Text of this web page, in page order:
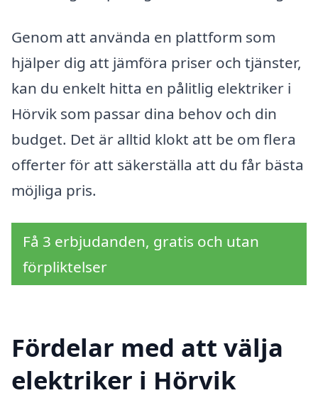
Genom att använda en plattform som
hjälper dig att jämföra priser och tjänster,
kan du enkelt hitta en pålitlig elektriker i
Hörvik som passar dina behov och din
budget. Det är alltid klokt att be om flera
offerter för att säkerställa att du får bästa
möjliga pris.
Få 3 erbjudanden, gratis och utan
förpliktelser
Fördelar med att välja
elektriker i Hörvik